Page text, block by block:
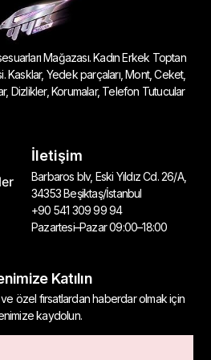
Mağazası. Kadın Erkek Toptan
Kasklar, Yedek parçaları, Mont, Ceket,
Dizlikler, Korumalar, Telefon Tutucular
İletişim
Barbaros blv, Eski Yıldız Cd. 26/A,
34353 Beşiktaş/İstanbul
+90 541 309 99 94
Pazartesi–Pazar 09:00–18:00
Katılın
özel fırsatlardan haberdar olmak için
kaydolun.